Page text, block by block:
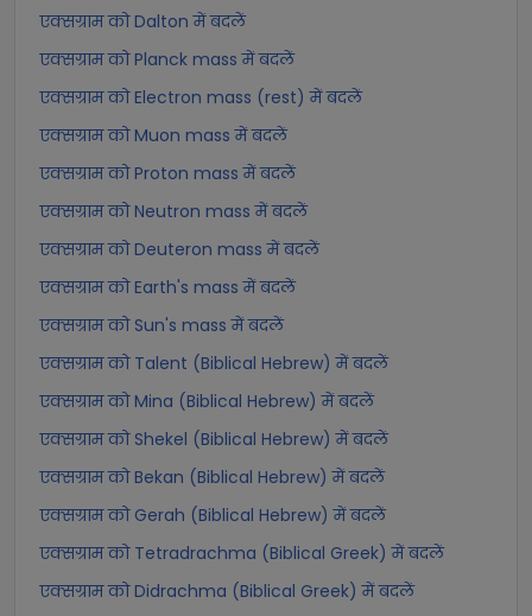
एक्सग्राम को Dalton में बदलें
एक्सग्राम को Planck mass में बदलें
एक्सग्राम को Electron mass (rest) में बदलें
एक्सग्राम को Muon mass में बदलें
एक्सग्राम को Proton mass में बदलें
एक्सग्राम को Neutron mass में बदलें
एक्सग्राम को Deuteron mass में बदलें
एक्सग्राम को Earth's mass में बदलें
एक्सग्राम को Sun's mass में बदलें
एक्सग्राम को Talent (Biblical Hebrew) में बदलें
एक्सग्राम को Mina (Biblical Hebrew) में बदलें
एक्सग्राम को Shekel (Biblical Hebrew) में बदलें
एक्सग्राम को Bekan (Biblical Hebrew) में बदलें
एक्सग्राम को Gerah (Biblical Hebrew) में बदलें
एक्सग्राम को Tetradrachma (Biblical Greek) में बदलें
एक्सग्राम को Didrachma (Biblical Greek) में बदलें